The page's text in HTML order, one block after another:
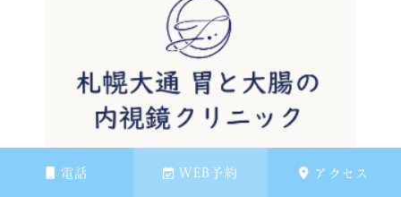
電話 WEB予約 アクセス